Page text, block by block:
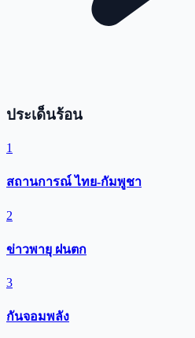
ประเด็นร้อน
1
สถานการณ์ ไทย-กัมพูชา
2
ข่าวพายุ ฝนตก
3
กันจอมพลัง